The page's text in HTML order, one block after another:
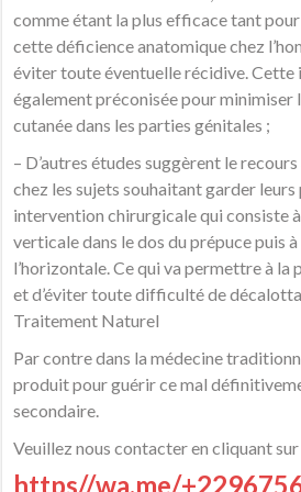
comme étant la plus efficace tant
cette déficience anatomique chez
éviter toute éventuelle récidive. Cette
également préconisée pour minimiser
cutanée dans les parties génitales ;
– D’autres études suggèrent le
chez les sujets souhaitant garder leurs
intervention chirurgicale qui consiste
verticale dans le dos du prépuce puis
l’horizontale. Ce qui va permettre à la
et d’éviter toute difficulté de
Traitement Naturel
Par contre dans la médecine
produit pour guérir ce mal
secondaire.
Veuillez nous contacter en cliquant
https//wa.me/